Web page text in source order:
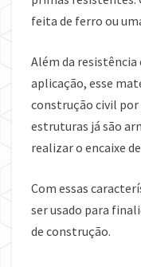
feita de ferro ou
Além da resistência
aplicação, esse
construção civil por
estruturas já são
realizar o encaixe
Com essas
ser usado para
de construção.